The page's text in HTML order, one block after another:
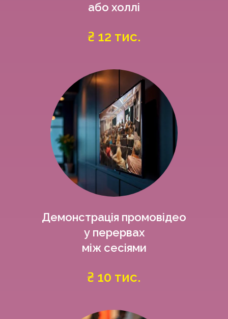
або холлі
₴ 12 тис.
Демонстрація промовідео
у перервах
між сесіями
₴ 10 тис.